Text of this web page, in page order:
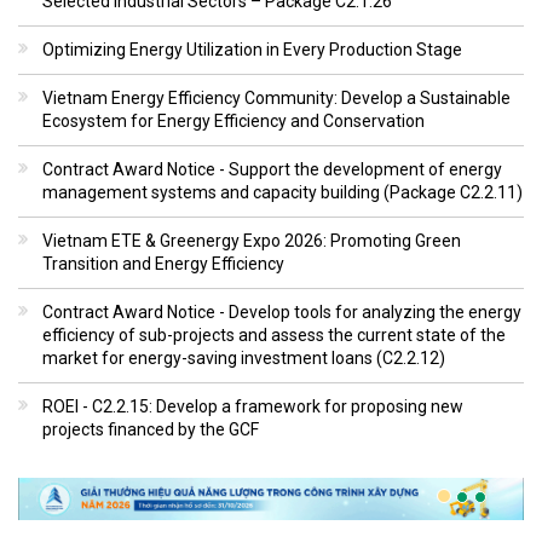
Optimizing Energy Utilization in Every Production Stage
Vietnam Energy Efficiency Community: Develop a Sustainable
Ecosystem for Energy Efficiency and Conservation
Contract Award Notice - Support the development of energy
management systems and capacity building (Package C2.2.11)
Vietnam ETE & Greenergy Expo 2026: Promoting Green
Transition and Energy Efficiency
Contract Award Notice - Develop tools for analyzing the energy
efficiency of sub-projects and assess the current state of the
market for energy-saving investment loans (C2.2.12)
ROEI - C2.2.15: Develop a framework for proposing new
projects financed by the GCF